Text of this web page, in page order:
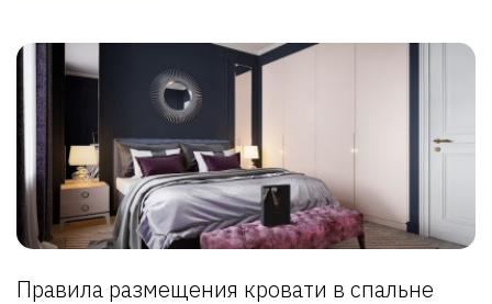
Правила размещения кровати в спальне